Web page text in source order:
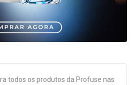
todos os produtos da Profuse nas